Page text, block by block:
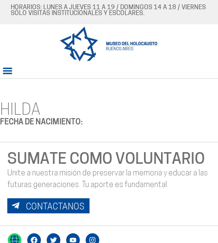
HORARIOS: LUNES A JUEVES 11 A 19 / DOMINGOS 14 A 18 / VIERNES
SÓLO VISITAS INSTITUCIONALES Y ESCOLARES.
HILDA
FECHA DE NACIMIENTO:
SUMATE COMO VOLUNTARIO
Unite a nuestra misión de preservar la memoria y educar a las
futuras generaciones. Tu aporte es fundamental.
CONTACTANOS